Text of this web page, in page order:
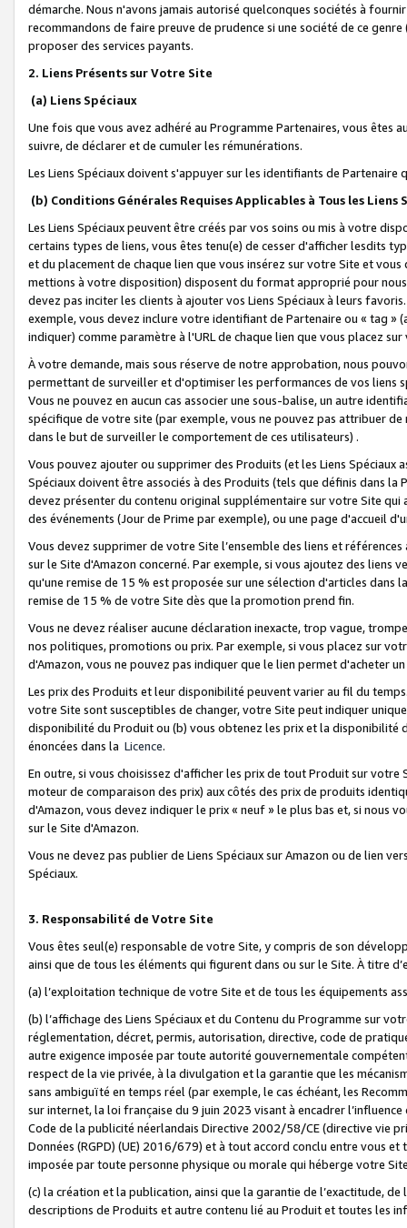
démarche. Nous n'avons jamais autorisé quelconques sociétés à
recommandons de faire preuve de prudence si une société de ce
proposer des services payants.
2. Liens Présents sur Votre Site
(a) Liens Spéciaux
Une fois que vous avez adhéré au Programme Partenaires, vous êtes
suivre, de déclarer et de cumuler les rémunérations.
Les Liens Spéciaux doivent s'appuyer sur les identifiants de Partenaire
(b) Conditions Générales Requises Applicables à Tous les Liens
Les Liens Spéciaux peuvent être créés par vos soins ou mis à votre
certains types de liens, vous êtes tenu(e) de cesser d'afficher lesdits
et du placement de chaque lien que vous insérez sur votre Site et
mettions à votre disposition) disposent du format approprié pour
devez pas inciter les clients à ajouter vos Liens Spéciaux à leurs
exemple, vous devez inclure votre identifiant de Partenaire ou « tag
indiquer) comme paramètre à l'URL de chaque lien que vous placez
À votre demande, mais sous réserve de notre approbation, nous
permettant de surveiller et d'optimiser les performances de vos liens
Vous ne pouvez en aucun cas associer une sous-balise, un autre
spécifique de votre site (par exemple, vous ne pouvez pas attribuer
dans le but de surveiller le comportement de ces utilisateurs) .
Vous pouvez ajouter ou supprimer des Produits (et les Liens
Spéciaux doivent être associés à des Produits (tels que définis dans
devez présenter du contenu original supplémentaire sur votre Site qui
des événements (Jour de Prime par exemple), ou une page d'accueil
Vous devez supprimer de votre Site l’ensemble des liens et
sur le Site d'Amazon concerné. Par exemple, si vous ajoutez des
qu'une remise de 15 % est proposée sur une sélection d'articles
remise de 15 % de votre Site dès que la promotion prend fin.
Vous ne devez réaliser aucune déclaration inexacte, trop vague,
nos politiques, promotions ou prix. Par exemple, si vous placez sur
d'Amazon, vous ne pouvez pas indiquer que le lien permet d'acheter
Les prix des Produits et leur disponibilité peuvent varier au fil du
votre Site sont susceptibles de changer, votre Site peut indiquer
disponibilité du Produit ou (b) vous obtenez les prix et la disponibilité
énoncées dans la Licence.
En outre, si vous choisissez d'afficher les prix de tout Produit sur
moteur de comparaison des prix) aux côtés des prix de produits
d'Amazon, vous devez indiquer le prix « neuf » le plus bas et, si nous
sur le Site d'Amazon.
Vous ne devez pas publier de Liens Spéciaux sur Amazon ou de lien
Spéciaux.
3. Responsabilité de Votre Site
Vous êtes seul(e) responsable de votre Site, y compris de son
ainsi que de tous les éléments qui figurent dans ou sur le Site. À titre
(a) l’exploitation technique de votre Site et de tous les équipements
(b) l’affichage des Liens Spéciaux et du Contenu du Programme sur
réglementation, décret, permis, autorisation, directive, code de
autre exigence imposée par toute autorité gouvernementale
respect de la vie privée, à la divulgation et la garantie que les
sans ambiguïté en temps réel (par exemple, le cas échéant, les
sur internet, la loi française du 9 juin 2023 visant à encadrer
Code de la publicité néerlandais Directive 2002/58/CE (directive vie
Données (RGPD) (UE) 2016/679) et à tout accord conclu entre vous
imposée par toute personne physique ou morale qui héberge votre
(c) la création et la publication, ainsi que la garantie de l’exactitude,
descriptions de Produits et autre contenu lié au Produit et toutes les